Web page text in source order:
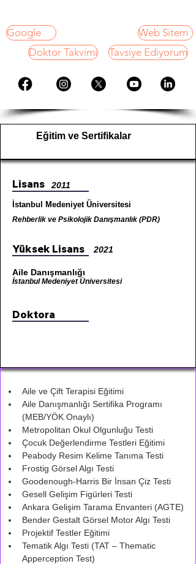
Google
Doktor Takvimi
Web Sitem
Tavsiye Ediyorum
Eğitim ve Sertifikalar
Lisans 2011
İstanbul Medeniyet Üniversitesi
Rehberlik ve Psikolojik Danışmanlık (PDR)
Yüksek Lisans 2021
Aile Danışmanlığı
İstanbul Medeniyet Üniversitesi
Doktora
Aile ve Çift Terapisi Eğitimi
Aile Danışmanlığı Sertifika Programı
(MEB/YÖK Onaylı)
Metropolitan Okul Olgunluğu Testi
Çocuk Değerlendirme Testleri Eğitimi
Peabody Resim Kelime Tanıma Testi
Frostig Görsel Algı Testi
Goodenough-Harris Bir İnsan Çiz Testi
Gesell Gelişim Figürleri Testi
Ankara Gelişim Tarama Envanteri (AGTE)
Bender Gestalt Görsel Motor Algı Testi
Projektif Testler Eğitimi
Tematik Algı Testi (TAT – Thematic
Apperception Test)